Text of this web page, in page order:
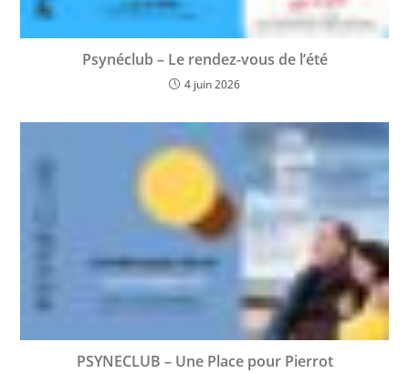
Psynéclub – Le rendez-vous de l’été
4 juin 2026
PSYNECLUB – Une Place pour Pierrot